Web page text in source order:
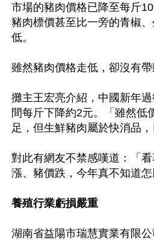
市場的豬肉價格已降至每斤
豬肉標價甚至比一旁的青椒
低。
雖然豬肉價格走低，卻沒有帶
攤主王宏亮介紹，中國新年
間每斤下降約2元。「雖然低
足，但生鮮豬肉屬於快消品，
對此有網友不禁感嘆道：「
漲、豬價跌，今年真不知道怎
養殖行業虧損嚴重
湖南省益陽市瑞慧實業有限公